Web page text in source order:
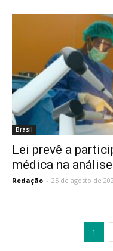
Brasil
Lei prevê a
médica na
Redação - 25 de agosto de
1